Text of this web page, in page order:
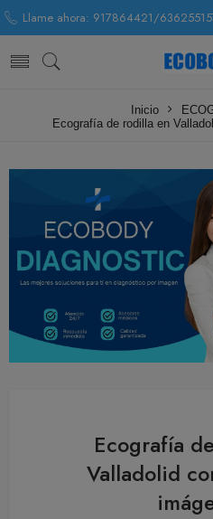
Llame ahora: 917864421/
Inicio
Ecografía de rodilla en
Ecografía
Valladolid